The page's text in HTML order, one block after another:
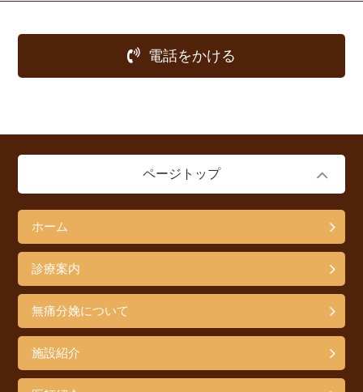
電話をかける
ページトップ
ホーム
診療案内
無痛分娩について
施設紹介